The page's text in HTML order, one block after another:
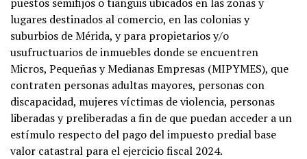
lugares destinados al comercio, en las colonias y
suburbios de Mérida, y para propietarios y/o
usufructuarios de inmuebles donde se encuentren
Micros, Pequeñas y Medianas Empresas (MIPYMES), que
contraten personas adultas mayores, personas con
discapacidad, mujeres víctimas de violencia, personas
liberadas y preliberadas a fin de que puedan acceder a un
estímulo respecto del pago del impuesto predial base
valor catastral para el ejercicio fiscal 2024.